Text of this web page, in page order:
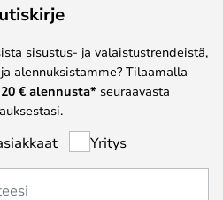
sisustus- ja valaistustrendeistä,
alennuksistamme? Tilaamalla
20 € alennusta* seuraavasta
Yritys